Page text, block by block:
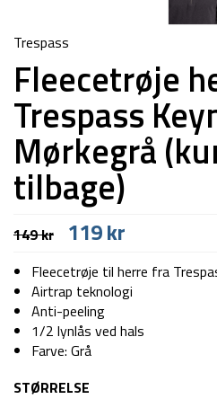
Trespass
Fleecetrøje
Trespass
Mørkegrå
tilbage)
149kr Den
oprindelige
pris
var:
149 kr.
119kr
pris
er:
119 kr.
Fleecetrøje til herre fra
Airtrap teknologi
Anti-peeling
1/2 lynlås ved hals
Farve: Grå
STØRRELSE